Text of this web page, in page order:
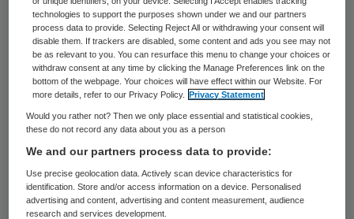
donderdag dat de wet voorschrijft dat er
een waarnemer benoemd moet worden. “Ik
zie met lede ogen aan wat er gebeurt en
zet mijn trots opzij”. Nationaal ombudsman
Reinier van Zutphen maakte eind vorige
maand bekend dat hij Dullaert niet wil
voordragen voor herbenoeming.
Dullaert zegt dat er belangrijke dossiers
liggen die om behandeling vragen. Volgens
technologies to support the purposes shown under we and our partners
process data to provide. Selecting Reject All or withdrawing your consent will
disable them. If trackers are disabled, some content and ads you see may not
be as relevant to you. You can resurface this menu to change your choices or
withdraw consent at any time by clicking the Manage Preferences link on the
bottom of the webpage. Your choices will have effect within our Website. For
more details, refer to our Privacy Policy.
Privacy Statement
Would you rather not? Then we only place essential and statistical cookies,
these do not record any data about you as a person
We and our partners process data to provide:
Use precise geolocation data. Actively scan device characteristics for
identification. Store and/or access information on a device. Personalised
advertising and content, advertising and content measurement, audience
research and services development.